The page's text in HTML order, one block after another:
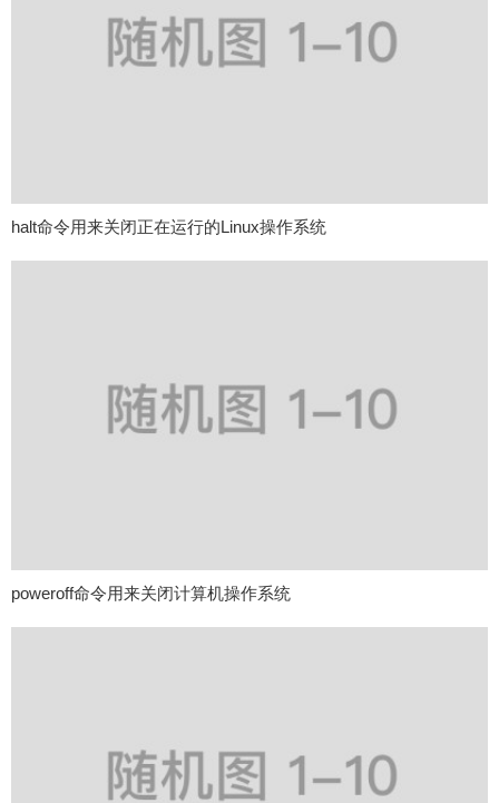
halt命令用来关闭正在运行的Linux操作系统
poweroff命令用来关闭计算机操作系统